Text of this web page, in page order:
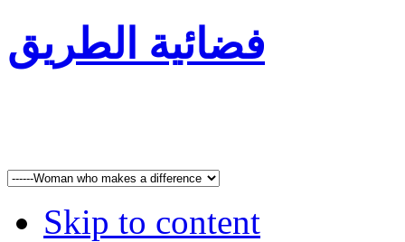
فضائية الطريق
Skip to content